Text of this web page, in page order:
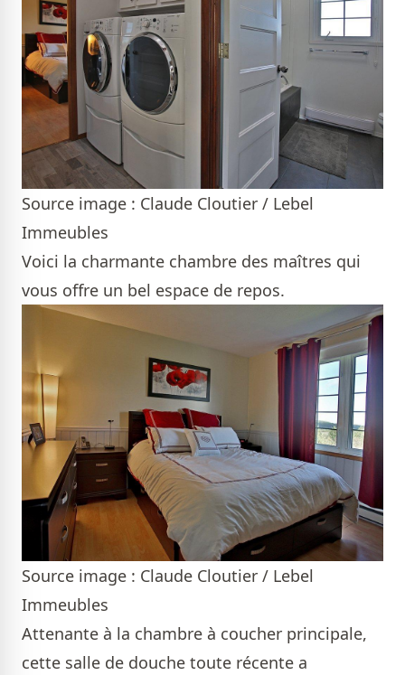
Source image : Claude Cloutier / Lebel
Immeubles
Voici la charmante chambre des maîtres qui
vous offre un bel espace de repos.
Source image : Claude Cloutier / Lebel
Immeubles
Attenante à la chambre à coucher principale,
cette salle de douche toute récente a